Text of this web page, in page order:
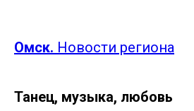
Омск. Новости региона
Танец, музыка, любовь